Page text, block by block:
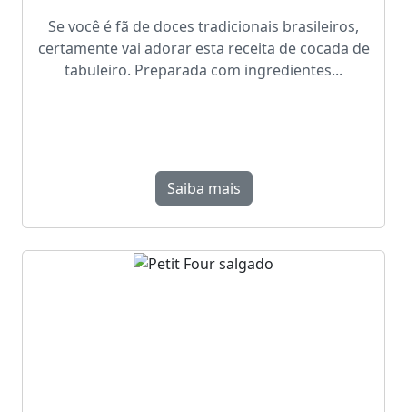
Se você é fã de doces tradicionais brasileiros,
certamente vai adorar esta receita de cocada de
tabuleiro. Preparada com ingredientes...
Saiba mais